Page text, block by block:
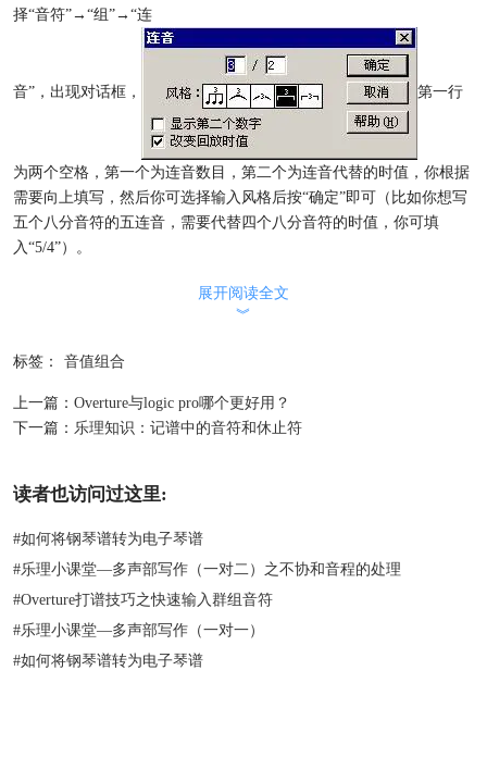
择“音符”→“组”→“连
音”，出现对话框， 第一行
为两个空格，第一个为连音数目，第二个为连音代替的时值，你根据
需要向上填写，然后你可选择输入风格后按“确定”即可（比如你想写
五个八分音符的五连音，需要代替四个八分音符的时值，你可填
入“5/4”）。
助大家更多的了解Overture，更多的提高自己的打谱效率。
展开阅读全文
︾
标签： 音值组合
上一篇： Overture与logic pro哪个更好用？
下一篇： 乐理知识：记谱中的音符和休止符
读者也访问过这里:
#如何将钢琴谱转为电子琴谱
#乐理小课堂—多声部写作（一对二）之不协和音程的处理
#Overture打谱技巧之快速输入群组音符
#乐理小课堂—多声部写作（一对一）
#如何将钢琴谱转为电子琴谱